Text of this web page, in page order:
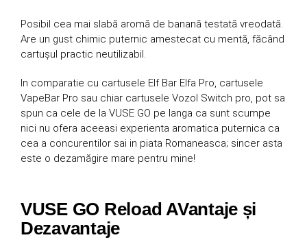
Posibil cea mai slabă aromă de banană testată vreodată.
Are un gust chimic puternic amestecat cu mentă, făcând
cartușul practic neutilizabil.
In comparatie cu cartusele Elf Bar Elfa Pro, cartusele
VapeBar Pro sau chiar cartusele Vozol Switch pro, pot sa
spun ca cele de la VUSE GO pe langa ca sunt scumpe
nici nu ofera aceeasi experienta aromatica puternica ca
cea a concurentilor sai in piata Romaneasca; sincer asta
este o dezamăgire mare pentru mine!
VUSE GO Reload AVantaje și
Dezavantaje